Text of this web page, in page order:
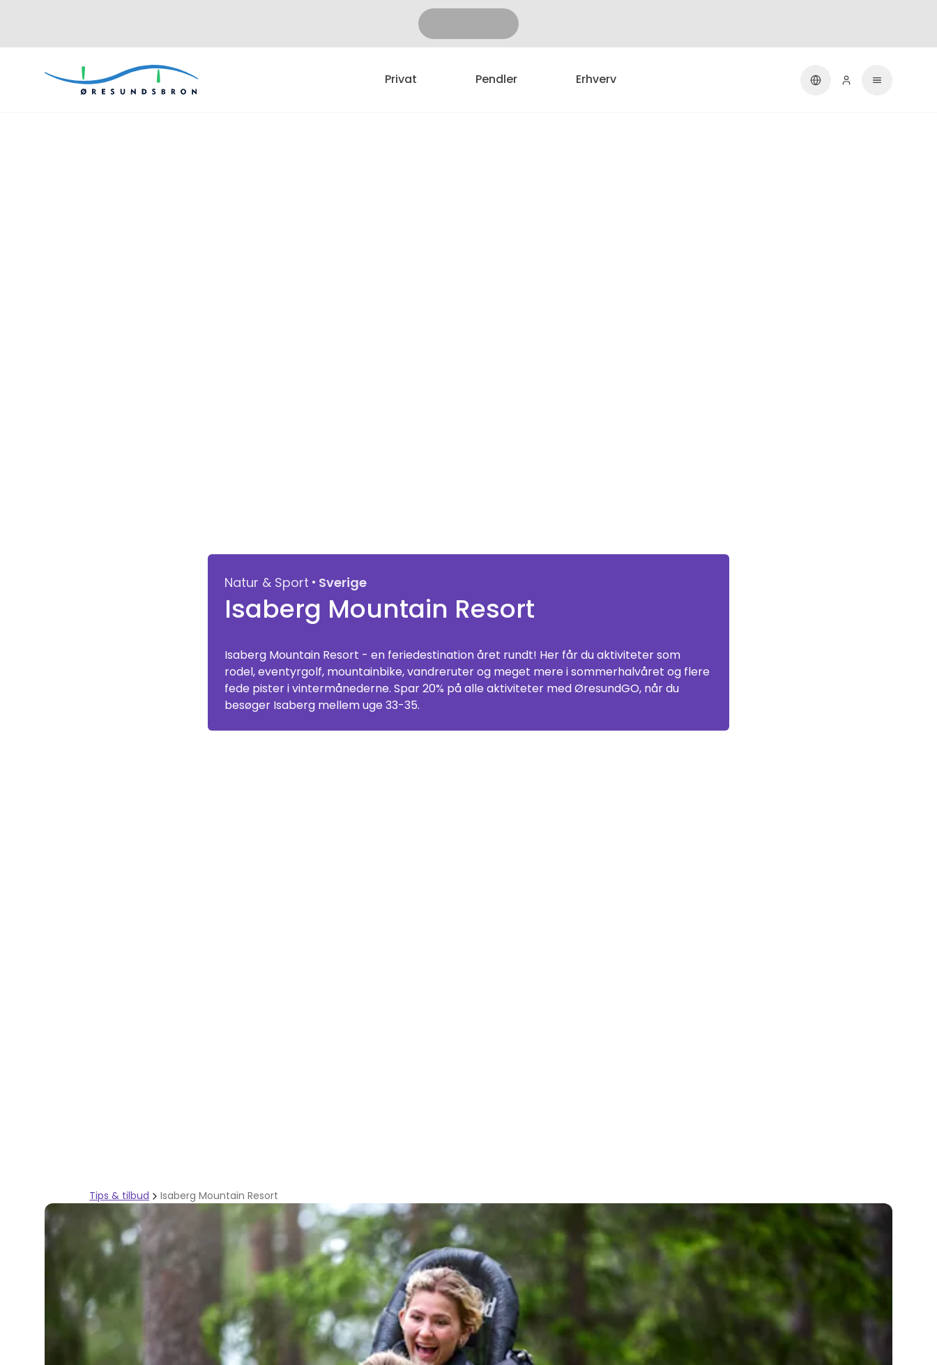
Privat Pendler Erhverv
Natur & Sport · Sverige
Isaberg Mountain Resort
Isaberg Mountain Resort - en feriedestination året rundt! Her får du aktiviteter som
rodel, eventyrgolf, mountainbike, vandreruter og meget mere i sommerhalvåret og flere
fede pister i vintermånederne. Spar 20% på alle aktiviteter med ØresundGO, når du
besøger Isaberg mellem uge 33-35.
Tips & tilbud Isaberg Mountain Resort